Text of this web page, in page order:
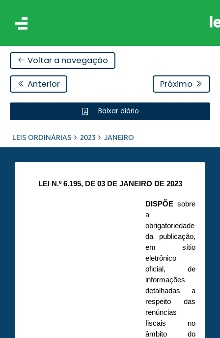
Voltar a navegação
Anterior Próximo
Baixar diário
LEIS ORDINÁRIAS 2023 JANEIRO
LEI N.º 6.195, DE 03 DE JANEIRO DE 2023
DISPÕE sobre
a
obrigatoriedade
da publicação,
em sítio
eletrônico
oficial, de
informações
detalhadas a
respeito das
renúncias
fiscais no
âmbito do